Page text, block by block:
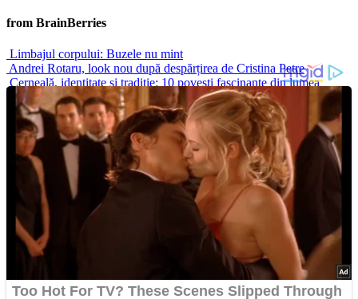
from BrainBerries
Limbajul corpului: Buzele nu mint
Andrei Rotaru, look nou după despărțirea de Cristina Petre
Cerneală, identitate și tradiție: 10 povești fascinante din lumea
tatuajelor
Cele mai fierbinți scene de dans de pe ecran: momente care au
definit stilul, seducția și povestea
Nicușor Dan: cum a ajuns una dintre cele mai discutate figuri
politice
Advertisements